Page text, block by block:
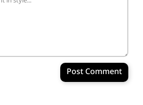
Post Comment